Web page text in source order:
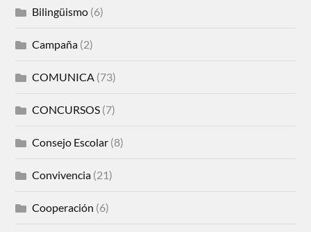
Bilingüismo (6)
Campaña (2)
COMUNICA (73)
CONCURSOS (7)
Consejo Escolar (8)
Convivencia (21)
Cooperación (6)